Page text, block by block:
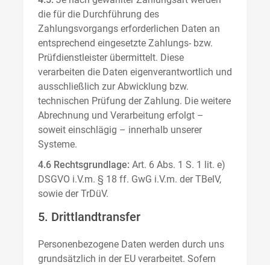
die für die Durchführung des
Zahlungsvorgangs erforderlichen Daten an
entsprechend eingesetzte Zahlungs- bzw.
Prüfdienstleister übermittelt. Diese
verarbeiten die Daten eigenverantwortlich und
ausschließlich zur Abwicklung bzw.
technischen Prüfung der Zahlung. Die weitere
Abrechnung und Verarbeitung erfolgt –
soweit einschlägig – innerhalb unserer
Systeme.
4.6 Rechtsgrundlage: Art. 6 Abs. 1 S. 1 lit. e)
DSGVO i.V.m. § 18 ff. GwG i.V.m. der TBelV,
sowie der TrDüV.
5. Drittlandtransfer
Personenbezogene Daten werden durch uns
grundsätzlich in der EU verarbeitet. Sofern